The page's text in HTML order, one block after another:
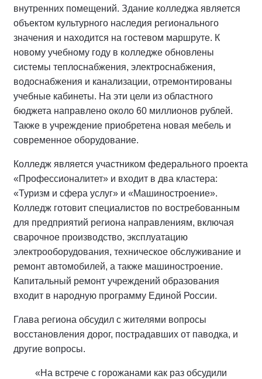
внутренних помещений. Здание колледжа является
объектом культурного наследия регионального
значения и находится на гостевом маршруте. К
новому учебному году в колледже обновлены
системы теплоснабжения, электроснабжения,
водоснабжения и канализации, отремонтированы
учебные кабинеты. На эти цели из областного
бюджета направлено около 60 миллионов рублей.
Также в учреждение приобретена новая мебель и
современное оборудование.
Колледж является участником федерального проекта
«Профессионалитет» и входит в два кластера:
«Туризм и сфера услуг» и «Машиностроение».
Колледж готовит специалистов по востребованным
для предприятий региона направлениям, включая
сварочное производство, эксплуатацию
электрооборудования, техническое обслуживание и
ремонт автомобилей, а также машиностроение.
Капитальный ремонт учреждений образования
входит в народную программу Единой России.
Глава региона обсудил с жителями вопросы
восстановления дорог, пострадавших от паводка, и
другие вопросы.
«На встрече с горожанами как раз обсудили